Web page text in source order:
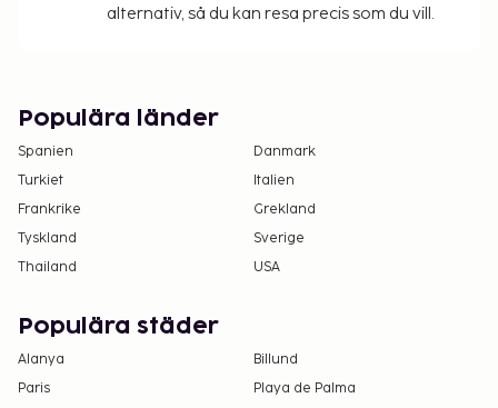
alternativ, så du kan resa precis som du vill.
Populära länder
Spanien
Danmark
Turkiet
Italien
Frankrike
Grekland
Tyskland
Sverige
Thailand
USA
Populära städer
Alanya
Billund
Paris
Playa de Palma